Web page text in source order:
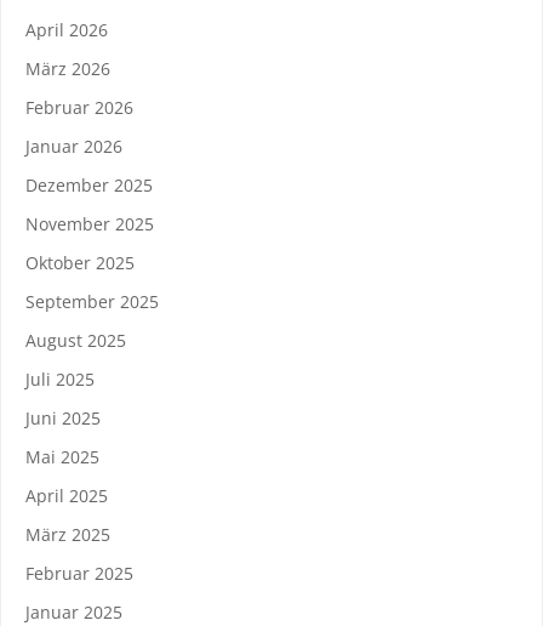
April 2026
März 2026
Februar 2026
Januar 2026
Dezember 2025
November 2025
Oktober 2025
September 2025
August 2025
Juli 2025
Juni 2025
Mai 2025
April 2025
März 2025
Februar 2025
Januar 2025